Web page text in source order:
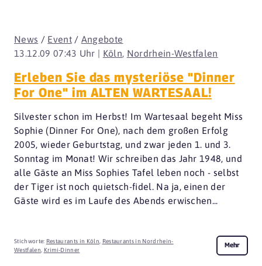
13.12.09 07:43 Uhr | Köln, Nordrhein-Westfalen
News / Event/ Angebote
Erleben Sie das mysteriöse "Dinner
For One" im ALTEN WARTESAAL!
Silvester schon im Herbst! Im Wartesaal begeht Miss
Sophie (Dinner For One), nach dem großen Erfolg
2005, wieder Geburtstag, und zwar jeden 1. und 3.
Sonntag im Monat! Wir schreiben das Jahr 1948, und
alle Gäste an Miss Sophies Tafel leben noch - selbst
der Tiger ist noch quietsch-fidel. Na ja, einen der
Gäste wird es im Laufe des Abends erwischen...
Stichworte: Restaurants in Köln
Restaurants in Nordrhein-
Westfalen
Krimi-Dinner
Mehr